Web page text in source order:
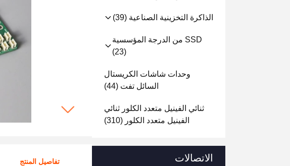
الذاكرة التخزينية الصناعية (39)
SSD من الدرجة المؤسسية
(23)
وحدات شاشات الكريستال
السائل تفت (44)
ثنائي الفينيل متعدد الكلور ثنائي
الفينيل متعدد الكلور (310)
الاتصالات تفاصيل المنتج